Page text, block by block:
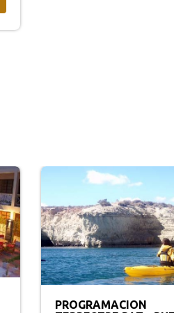
Calafate Clásico en Los
Alamos 4*